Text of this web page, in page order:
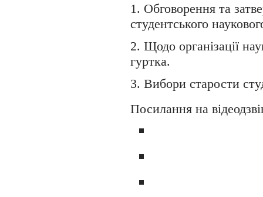
1. Обговорення та
студентського
2. Щодо організації
гуртка.
3. Вибори старости
Посилання на